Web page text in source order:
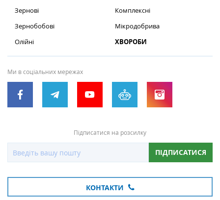
Зернові
Зернобобові
Олійні
Комплексні
Мікродобрива
ХВОРОБИ
Ми в соціальних мережах
Підписатися на розсилку
ПІДПИСАТИСЯ
КОНТАКТИ